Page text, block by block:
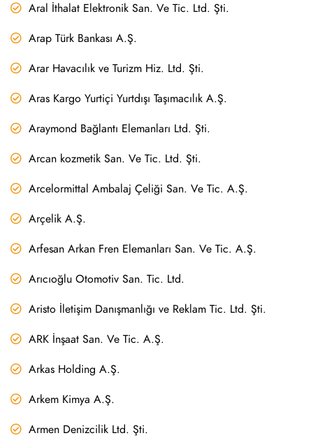
Aral İthalat Elektronik San. Ve Tic. Ltd. Şti.
Arap Türk Bankası A.Ş.
Arar Havacılık ve Turizm Hiz. Ltd. Şti.
Aras Kargo Yurtiçi Yurtdışı Taşımacılık A.Ş.
Araymond Bağlantı Elemanları Ltd. Şti.
Arcan kozmetik San. Ve Tic. Ltd. Şti.
Arcelormittal Ambalaj Çeliği San. Ve Tic. A.Ş.
Arçelik A.Ş.
Arfesan Arkan Fren Elemanları San. Ve Tic. A.Ş.
Arıcıoğlu Otomotiv San. Tic. Ltd.
Aristo İletişim Danışmanlığı ve Reklam Tic. Ltd. Şti.
ARK İnşaat San. Ve Tic. A.Ş.
Arkas Holding A.Ş.
Arkem Kimya A.Ş.
Armen Denizcilik Ltd. Şti.